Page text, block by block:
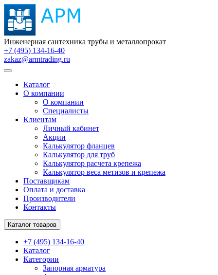
Инженерная сантехника трубы и металлопрокат
+7 (495) 134-16-40
zakaz@armtrading.ru
Каталог
О компании
О компании
Специалисты
Клиентам
Личный кабинет
Акции
Калькулятор фланцев
Калькулятор для труб
Калькулятор расчета крепежа
Калькулятор веса метизов и крепежа
Поставщикам
Оплата и доставка
Производители
Контакты
Каталог товаров
+7 (495) 134-16-40
Каталог
Категории
Запорная арматура